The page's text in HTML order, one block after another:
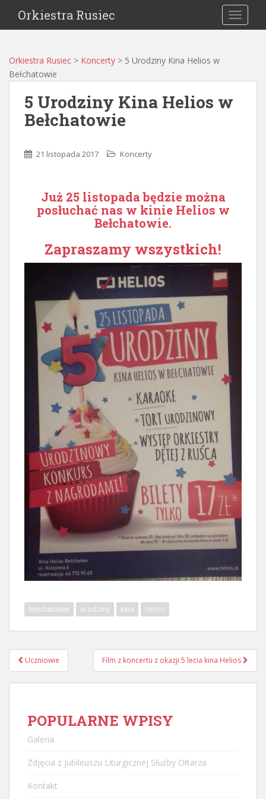
Orkiestra Rusiec
Orkiestra Rusiec > Koncerty > 5 Urodziny Kina Helios w
Bełchatowie
5 Urodziny Kina Helios w
Bełchatowie
21 listopada 2017 Koncerty
Już 25 listopada będzie można
posłuchać nas w kinie Helios w
Bełchatowie.
Zapraszamy wszystkich!
bełchatowie urodziny kina helios
Nawigacja
postu
Uczniowie Film z koncertu z okazji 5 lecia kina Helios
POPULARNE WPISY
Galeria
Zdjęcia z Jubileuszu Liturgicznej Służby Ołtarza
Kontakt